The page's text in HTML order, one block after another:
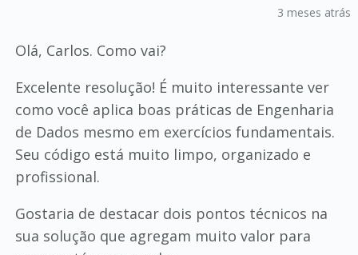
3 meses atrás
Olá, Carlos. Como vai?
Excelente resolução! É muito interessante ver
como você aplica boas práticas de Engenharia
de Dados mesmo em exercícios fundamentais.
Seu código está muito limpo, organizado e
profissional.
Gostaria de destacar dois pontos técnicos na
sua solução que agregam muito valor para